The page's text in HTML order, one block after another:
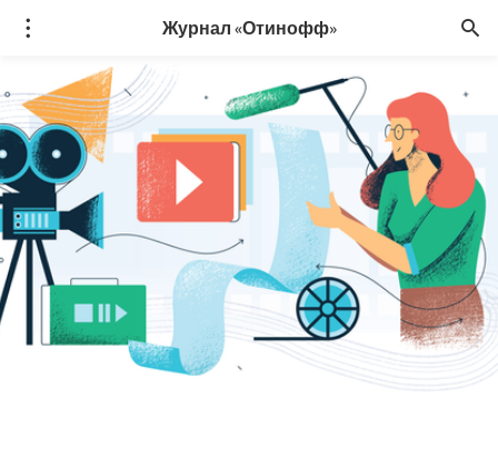
Журнал «Отинофф»